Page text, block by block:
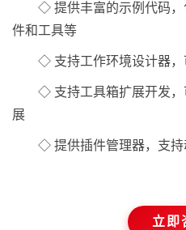
◇ 提供丰富的示例代码
件和工具等
◇ 支持工作环境设计器
◇ 支持工具箱扩展开发，
展
◇ 提供插件管理器，支
立即